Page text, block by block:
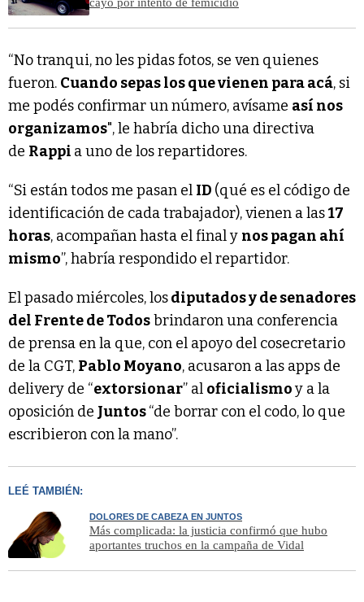
“No tranqui, no les pidas fotos, se ven quienes
fueron. Cuando sepas los que vienen para acá, si
me podés confirmar un número, avísame así nos
organizamos", le habría dicho una directiva
de Rappi a uno de los repartidores.
“Si están todos me pasan el ID (qué es el código de
identificación de cada trabajador), vienen a las17
horas, acompañan hasta el final y nos pagan ahí
mismo”, habría respondido el repartidor.
El pasado miércoles, losdiputados y de senadores
del Frente de Todosbrindaron una conferencia
de prensa en la que, con el apoyo del cosecretario
de la CGT, Pablo Moyano, acusaron a las apps de
delivery de “extorsionar” al oficialismoy a la
oposición de Juntos“de borrar con el codo, lo que
escribieron con la mano”.
LEÉ TAMBIÉN:
DOLORES DE CABEZA EN JUNTOS
Más complicada: la justicia confirmó que hubo
aportantes truchos en la campaña de Vidal